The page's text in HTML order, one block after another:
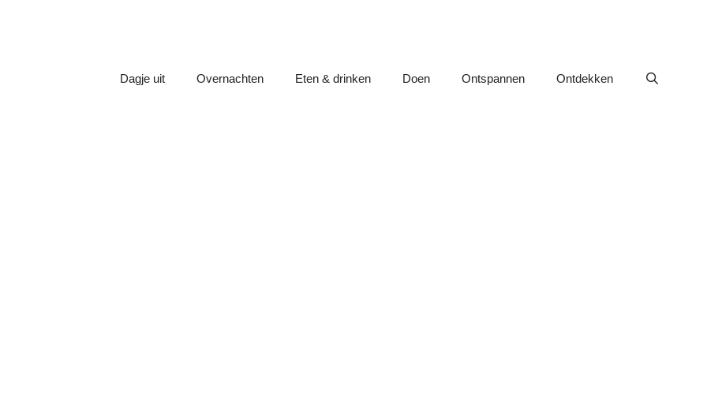
Dagje uit Overnachten Eten & drinken Doen Ontspannen Ontdekken